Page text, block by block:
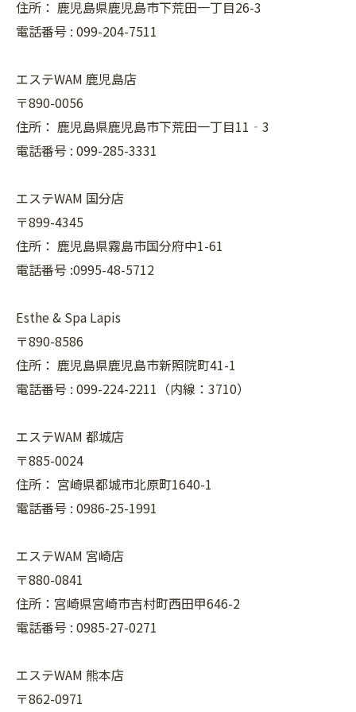
住所： 鹿児島県鹿児島市下荒田一丁目26-3
電話番号 : 099-204-7511
エステWAM 鹿児島店
〒890-0056
住所： 鹿児島県鹿児島市下荒田一丁目11‐3
電話番号 : 099-285-3331
エステWAM 国分店
〒899-4345
住所： 鹿児島県霧島市国分府中1-61
電話番号 :0995-48-5712
Esthe & Spa Lapis
〒890-8586
住所： 鹿児島県鹿児島市新照院町41-1
電話番号 : 099-224-2211（内線：3710）
エステWAM 都城店
〒885-0024
住所： 宮崎県都城市北原町1640-1
電話番号 : 0986-25-1991
エステWAM 宮崎店
〒880-0841
住所：宮崎県宮崎市吉村町西田甲646-2
電話番号 : 0985-27-0271
エステWAM 熊本店
〒862-0971